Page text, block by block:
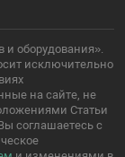
и оборудования».
исключительно
на сайте, не
Статьи
соглашаетесь с